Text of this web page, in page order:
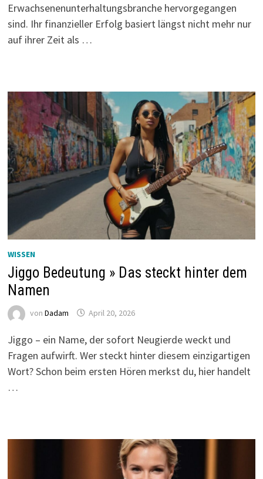
Erwachsenenunterhaltungsbranche hervorgegangen
sind. Ihr finanzieller Erfolg basiert längst nicht mehr nur
auf ihrer Zeit als …
WISSEN
Jiggo Bedeutung » Das steckt hinter dem
Namen
von Dadam April 20, 2026
Jiggo – ein Name, der sofort Neugierde weckt und
Fragen aufwirft. Wer steckt hinter diesem einzigartigen
Wort? Schon beim ersten Hören merkst du, hier handelt
…